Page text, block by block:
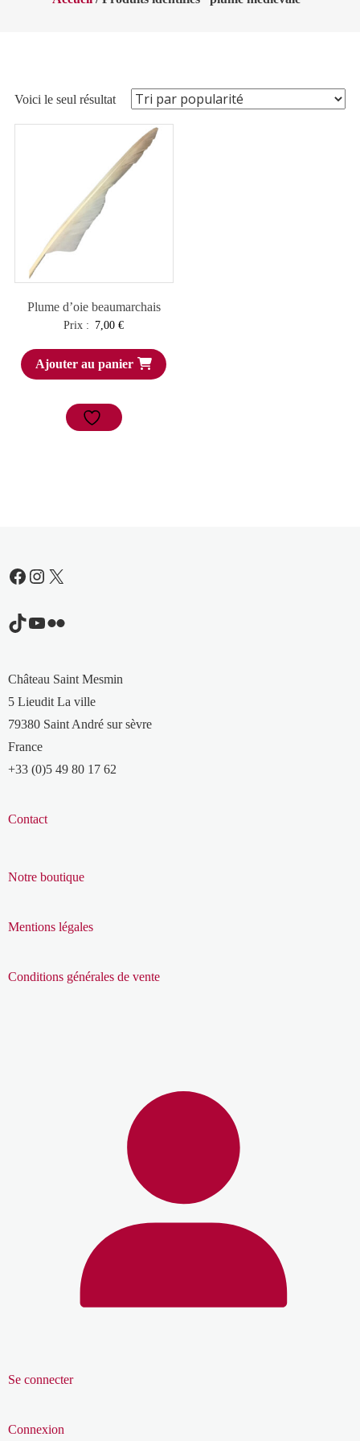
Voici le seul résultat
Plume d’oie beaumarchais
Prix : 7,00€
Ajouter au panier
Facebook
Instagram
X
TikTok
YouTube
Flickr
Château Saint Mesmin
5 Lieudit La ville
79380 Saint André sur sèvre
France
+33 (0)5 49 80 17 62
Contact
Notre boutique
Mentions légales
Conditions générales de vente
Se connecter
Connexion